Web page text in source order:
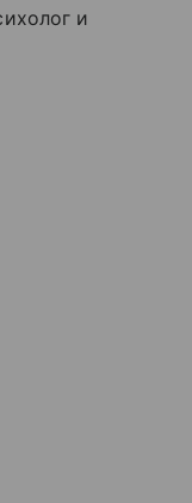
и